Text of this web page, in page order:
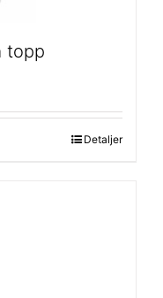
topp
Detaljer